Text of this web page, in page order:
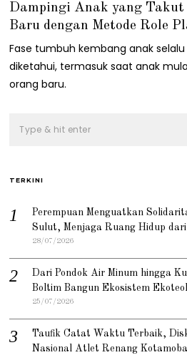
/
0
7
/
0
2
Dampingi Anak yang Takut
Baru dengan Metode Role
Fase tumbuh kembang anak
diketahui, termasuk saat anak
orang baru.
TERKINI
Perempuan Menguatkan
Sulut, Menjaga Ruang Hidup
28/07/2026
Dari Pondok Air Minum hingga
Boltim Bangun Ekosistem
25/07/2026
Taufik Catat Waktu Terbaik,
Nasional Atlet Renang